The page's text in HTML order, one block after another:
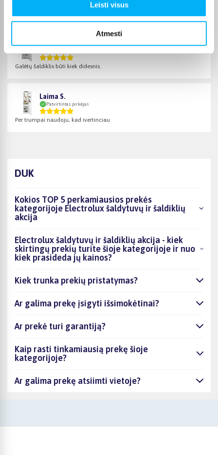
Leisti visus
Atmesti
Galėtų šaldiklis būti kiek didesnis.
Laima S.
Patvirtintas pirkėjas
Per trumpai naudoju, kad ivertinciau
DUK
Kokios TOP 5 perkamiausios prekės
kategorijoje Electrolux šaldytuvų ir šaldiklių
akcija
Electrolux šaldytuvų ir šaldiklių akcija - kiek
skirtingų prekių turite šioje kategorijoje ir nuo
kiek prasideda jų kainos?
Kiek trunka prekių pristatymas?
Ar galima prekę įsigyti išsimokėtinai?
Ar prekė turi garantiją?
Kaip rasti tinkamiausią prekę šioje
kategorijoje?
Ar galima prekę atsiimti vietoje?